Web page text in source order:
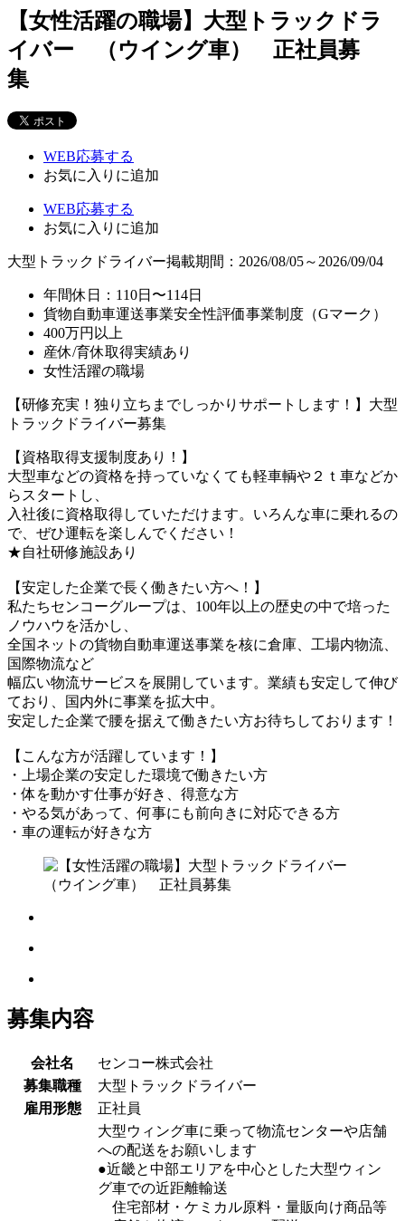
【女性活躍の職場】大型トラックドラ
イバー （ウイング車） 正社員募
集
WEB応募する
お気に入り に追加
WEB応募する
お気に入り に追加
大型トラックドライバー掲載期間：2026/08/05～2026/09/04
年間休日：110日〜114日
貨物自動車運送事業安全性評価事業制度（Gマーク）
400万円以上
産休/育休取得実績あり
女性活躍の職場
【研修充実！独り立ちまでしっかりサポートします！】大型
トラックドライバー募集
【資格取得支援制度あり！】
大型車などの資格を持っていなくても軽車輌や２ｔ車などか
らスタートし、
入社後に資格取得していただけます。いろんな車に乗れるの
で、ぜひ運転を楽しんでください！
★自社研修施設あり
【安定した企業で長く働きたい方へ！】
私たちセンコーグループは、100年以上の歴史の中で培った
ノウハウを活かし、
全国ネットの貨物自動車運送事業を核に倉庫、工場内物流、
国際物流など
幅広い物流サービスを展開しています。業績も安定して伸び
ており、国内外に事業を拡大中。
安定した企業で腰を据えて働きたい方お待ちしております！
【こんな方が活躍しています！】
・上場企業の安定した環境で働きたい方
・体を動かす仕事が好き、得意な方
・やる気があって、何事にも前向きに対応できる方
・車の運転が好きな方
募集内容
会社名
センコー株式会社
募集職種
大型トラックドライバー
雇用形態
正社員
大型ウィング車に乗って物流センターや店舗
への配送をお願いします
●近畿と中部エリアを中心とした大型ウィン
グ車での近距離輸送
住宅部材・ケミカル原料・量販向け商品等